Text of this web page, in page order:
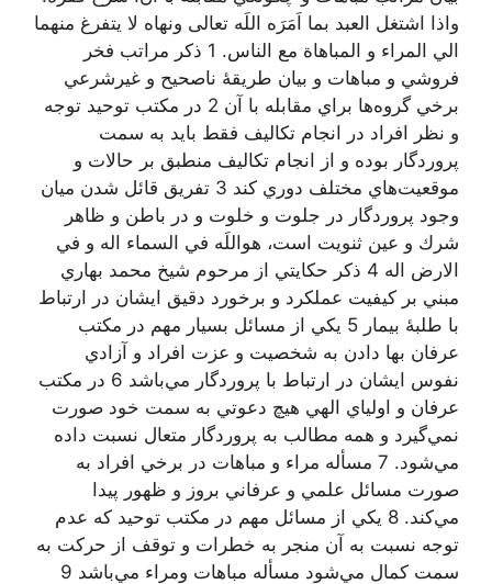
واذا اشتغل العبد بما اَمَرَه اللَه تعالی ونهاه لا یتفرغ منهما
الي المراء و المباهاة مع الناس. 1 ذكر مراتب فخر
فروشي و مباهات و بيان طريقۀ ناصحيح و غيرشرعي
برخي گروه‌ها براي مقابله با آن 2 در مكتب توحيد توجه
و نظر افراد در انجام تكاليف فقط بايد به سمت
پروردگار بوده و از انجام تكاليف منطبق بر حالات و
موقعيت‌هاي مختلف دوري كند 3 تفريق قائل شدن ميان
وجود پروردگار در جلوت و خلوت و در باطن و ظاهر
شرك و عين ثنويت است، هواللَه في السماء اله و في
الارض اله 4 ذكر حكايتي از مرحوم شيخ محمد بهاري
مبني بر كيفيت عملكرد و برخورد دقیق ايشان در ارتباط
با طلبۀ بيمار 5 يكي از مسائل بسيار مهم در مكتب
عرفان بها دادن به شخصيت و عزت افراد و آزادي
نفوس ايشان در ارتباط با پروردگار مي‌باشد 6 در مكتب
عرفان و اولياي الهي هيچ دعوتي به سمت خود صورت
نمي‌گيرد و همه مطالب به پروردگار متعال نسبت داده
مي‌شود. 7 مسأله مراء و مباهات در برخي افراد به
صورت مسائل علمي و عرفاني بروز و ظهور پيدا
مي‌كند. 8 يكي از مسائل مهم در مكتب توحيد كه عدم
توجه نسبت به آن منجر به خطرات و توقف از حركت به
سمت كمال مي‌شود مسأله مباهات ومراء مي‌باشد 9